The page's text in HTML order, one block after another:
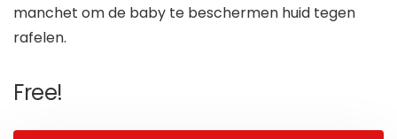
manchet om de baby te beschermen huid tegen
rafelen.
Free!